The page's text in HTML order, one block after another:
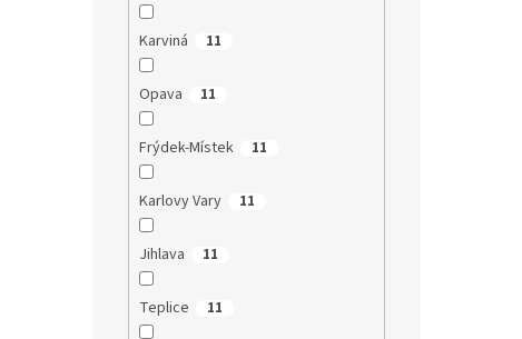
Karviná 11
Opava 11
Frýdek-Místek 11
Karlovy Vary 11
Jihlava 11
Teplice 11